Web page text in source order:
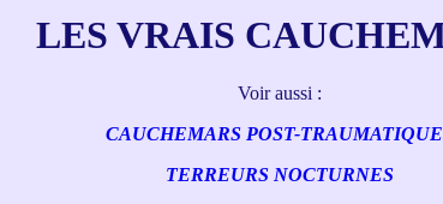
LES VRAIS
Voir aussi :
CAUCHEMARS POST-
TERREURS NOCTURNES